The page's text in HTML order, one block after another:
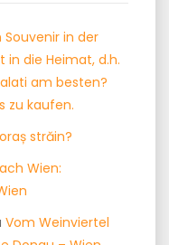
Souvenir in der
die Heimat, d.h.
am besten?
zu kaufen.
străin?
Wien:
Vom Weinviertel